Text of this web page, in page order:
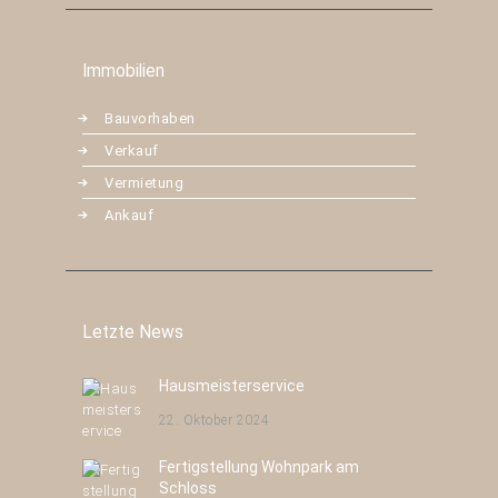
Immobilien
Bauvorhaben
Verkauf
Vermietung
Ankauf
Letzte News
Hausmeisterservice
22. Oktober 2024
Fertigstellung Wohnpark am
Schloss